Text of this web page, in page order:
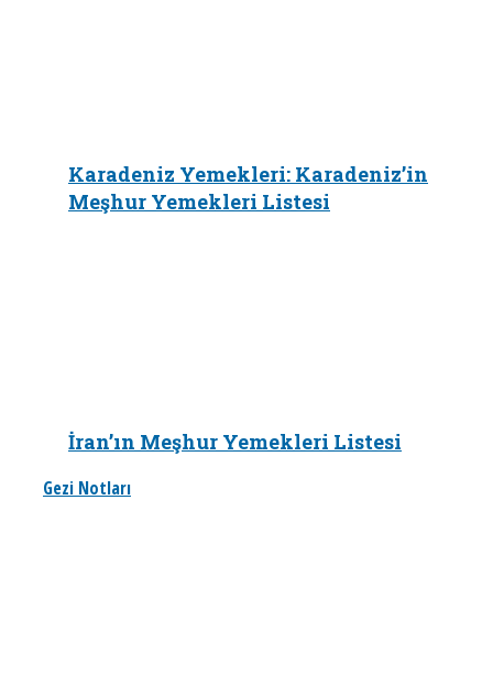
Karadeniz Yemekleri: Karadeniz’in
Meşhur Yemekleri Listesi
İran’ın Meşhur Yemekleri Listesi
Gezi Notları